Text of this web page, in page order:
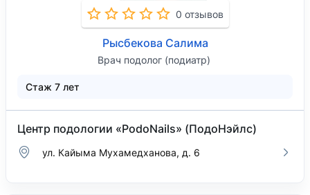
0 отзывов
Рысбекова Салима
Врач подолог (подиатр)
Стаж 7 лет
Центр подологии «PodoNails» (ПодоНэйлс)
ул. Кайыма Мухамедханова, д. 6